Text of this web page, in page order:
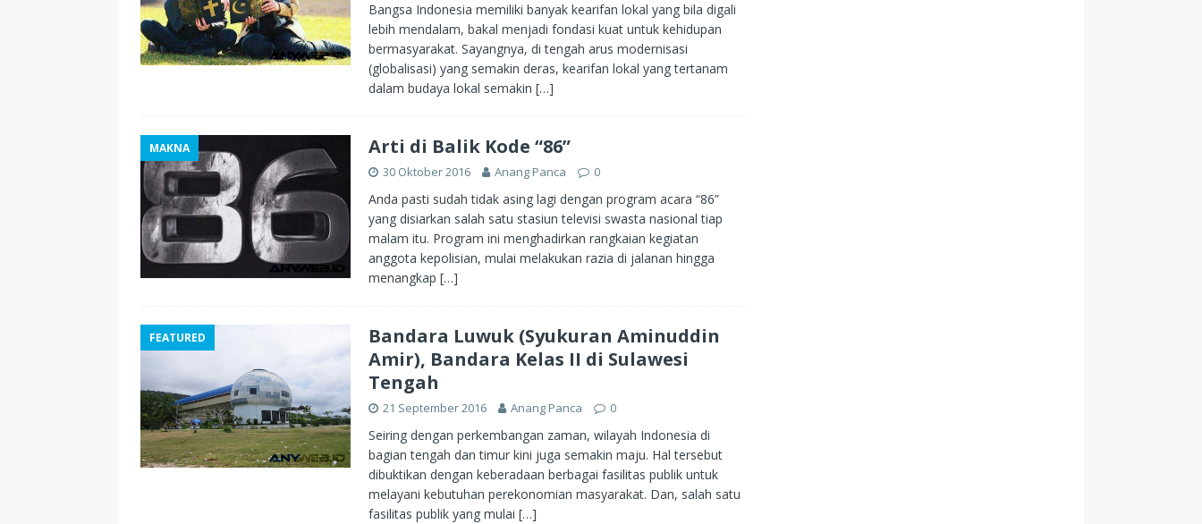
Bangsa Indonesia memiliki banyak kearifan lokal yang bila digali
lebih mendalam, bakal menjadi fondasi kuat untuk kehidupan
bermasyarakat. Sayangnya, di tengah arus modernisasi
(globalisasi) yang semakin deras, kearifan lokal yang tertanam
dalam budaya lokal semakin […]
MAKNA Arti di Balik Kode “86”
30 Oktober 2016 Anang Panca 0
Anda pasti sudah tidak asing lagi dengan program acara “86”
yang disiarkan salah satu stasiun televisi swasta nasional tiap
malam itu. Program ini menghadirkan rangkaian kegiatan
anggota kepolisian, mulai melakukan razia di jalanan hingga
menangkap […]
FEATURED
Bandara Luwuk (Syukuran Aminuddin
Amir), Bandara Kelas II di Sulawesi
Tengah
21 September 2016 Anang Panca 0
Seiring dengan perkembangan zaman, wilayah Indonesia di
bagian tengah dan timur kini juga semakin maju. Hal tersebut
dibuktikan dengan keberadaan berbagai fasilitas publik untuk
melayani kebutuhan perekonomian masyarakat. Dan, salah satu
fasilitas publik yang mulai […]